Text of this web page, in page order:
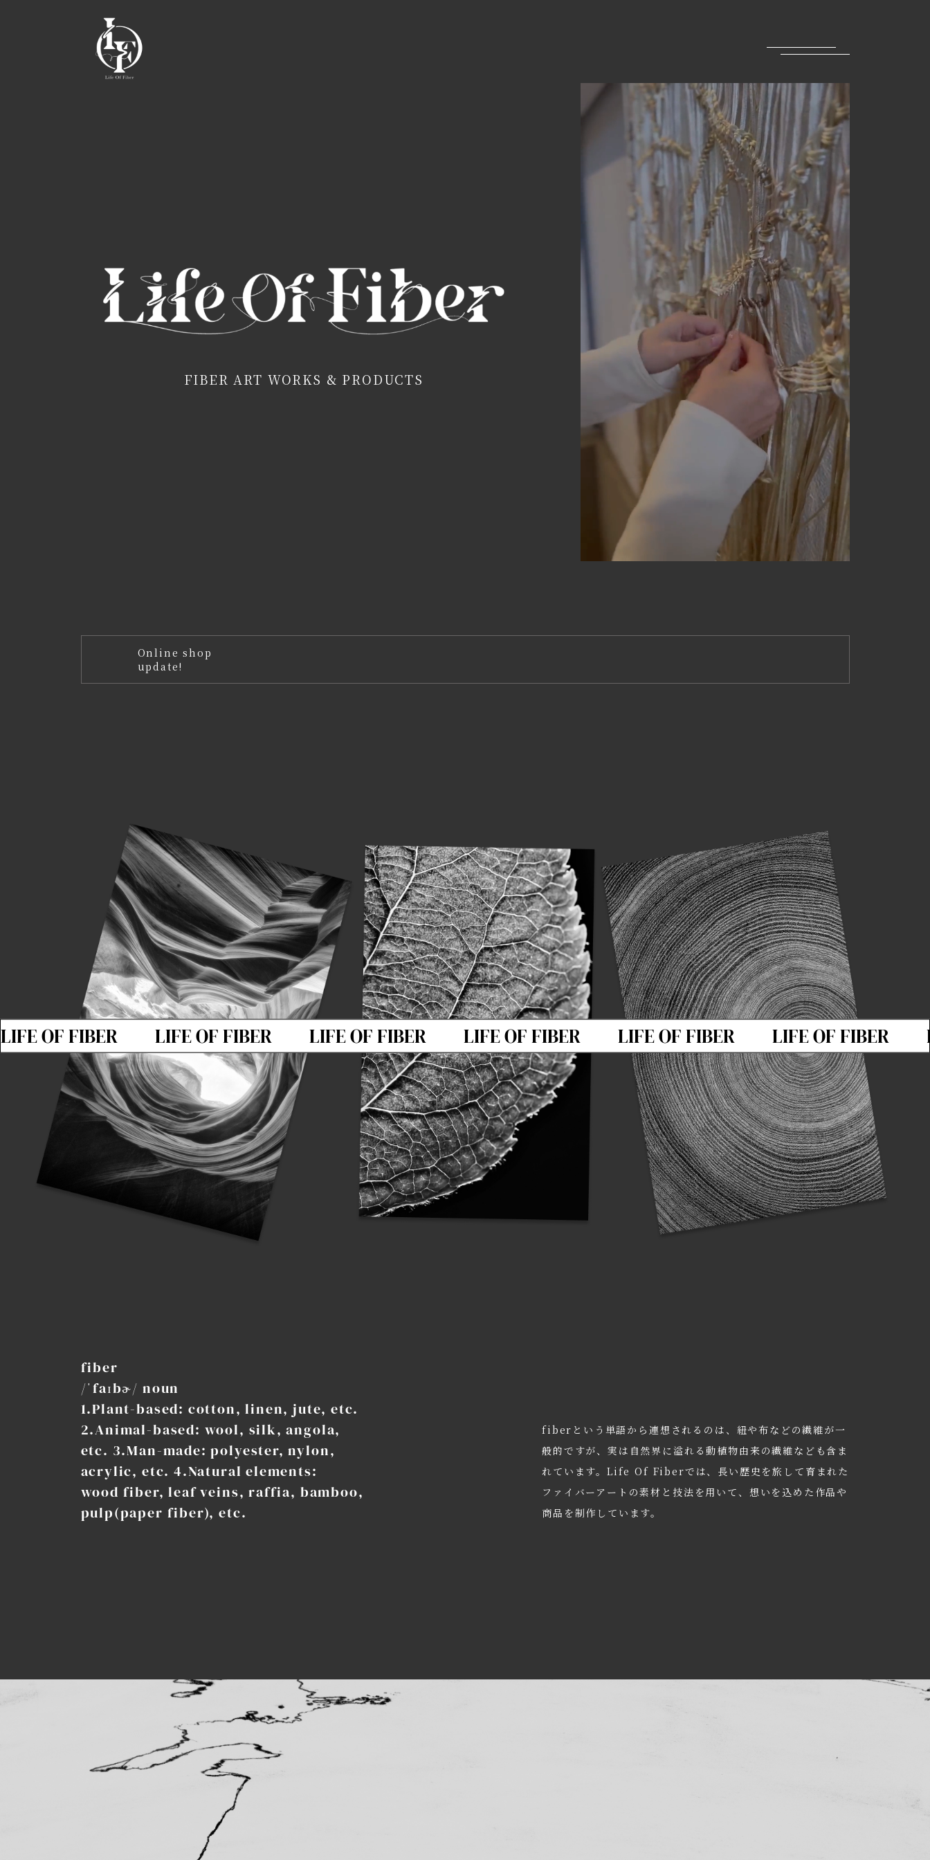
FIBER ART WORKS & PRODUCTS
Online shop
update!
fiber
/ˈfaɪbɚ/ noun
1.Plant-based: cotton, linen, jute, etc.
2.Animal-based: wool, silk, angola,
etc. 3.Man-made: polyester, nylon,
acrylic, etc. 4.Natural elements:
wood fiber, leaf veins, raffia, bamboo,
pulp(paper fiber), etc.
fiberという単語から連想されるのは、紐や布などの繊維が一
般的ですが、実は自然界に溢れる動植物由来の繊維なども含ま
れています。Life Of Fiberでは、長い歴史を旅して育まれた
ファイバーアートの素材と技法を用いて、想いを込めた作品や
商品を制作しています。